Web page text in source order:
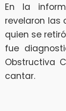
En la
revelaron las
quien se
fue
Obstructiva
cantar.